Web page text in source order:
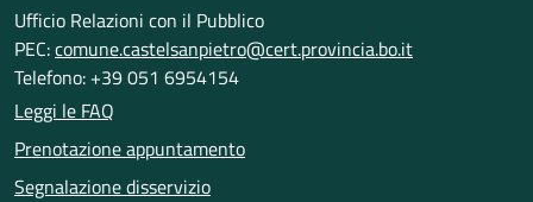
Ufficio Relazioni con il Pubblico
PEC:comune.castelsanpietro@cert.provincia.bo.it
Telefono: +39 051 6954154
Leggi le FAQ
Prenotazione appuntamento
Segnalazione disservizio